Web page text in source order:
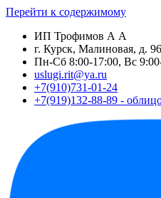
Перейти к содержимому
ИП Трофимов А А
г. Курск, Малиновая, д. 96
Пн-Сб 8:00-17:00, Вс
uslugi.rit@ya.ru
+7(910)731-01-24
+7(919)132-88-89 -